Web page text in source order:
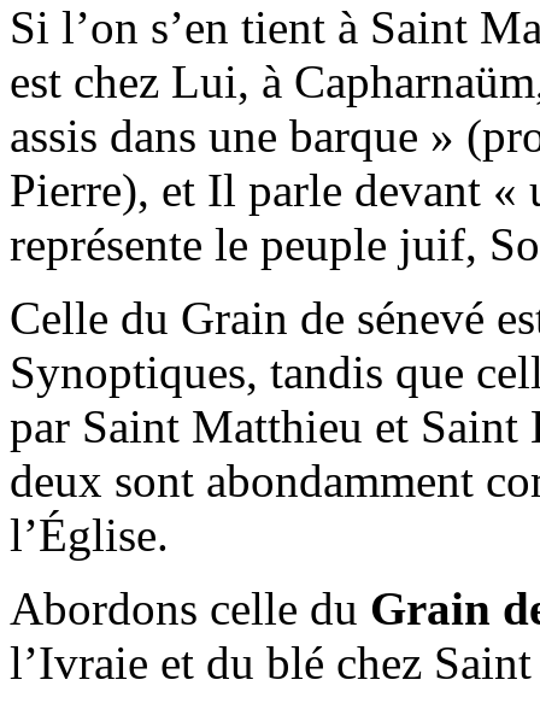
Si l’on s’en tient à Saint
est chez Lui, à
assis dans une barque »
Pierre), et Il parle devant «
représente le peuple juif,
Celle du Grain de sénevé
Synoptiques, tandis que
par Saint Matthieu et
deux sont abondamment
l’Église.
Abordons celle du Grain
l’Ivraie et du blé chez